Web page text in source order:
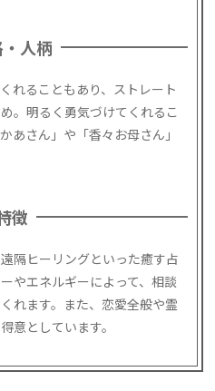
人柄
れることもあり、ストレート
。明るく勇気づけてくれるこ
あさん」や「香々お母さん」
徴
隔ヒーリングといった癒す占
やエネルギーによって、相談
れます。また、恋愛全般や霊
意としています。